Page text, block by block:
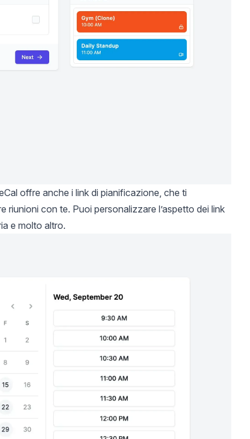
offre anche i link di pianificazione , che ti
con te. Puoi personalizzare l’aspetto dei link
e molto altro.